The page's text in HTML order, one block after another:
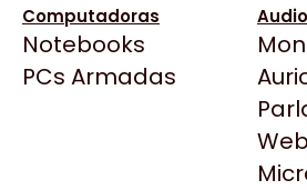
Computadoras
Notebooks
PCs Armadas
BenQ
CX
Cooler Master
Todas las Tiendas
$514.251
Ver producto en la página